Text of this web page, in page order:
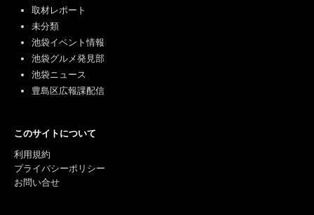
取材レポート
未分類
池袋イベント情報
池袋グルメ発見部
池袋ニュース
豊島区広報課配信
このサイトについて
利用規約
プライバシーポリシー
お問い合せ